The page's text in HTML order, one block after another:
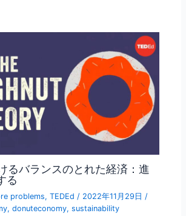
るバランスのとれた経済：進
る
problems,TEDEd / 2022年11月29日/
,donuteconomy,sustainability